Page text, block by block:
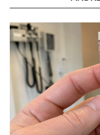
Ut mollis pellentesque
Donec quis est ac felis
Orci varius natoque
YEARLY PRICING